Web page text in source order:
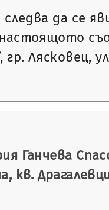
да се
гр. Лясковец,
Ганчева
кв.